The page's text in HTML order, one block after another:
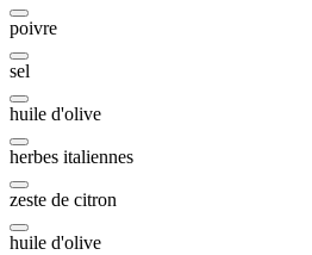
poivre
sel
huile d'olive
herbes italiennes
zeste de citron
huile d'olive